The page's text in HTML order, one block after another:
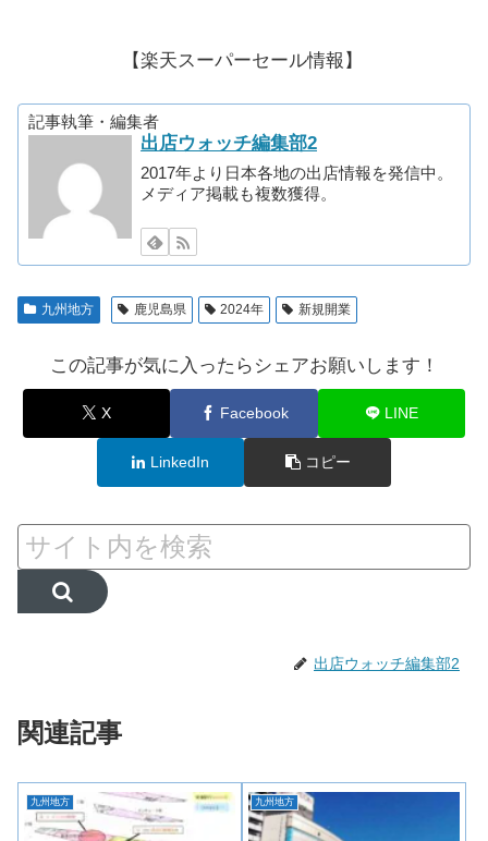
【楽天スーパーセール情報】
記事執筆・編集者
出店ウォッチ編集部2
2017年より日本各地の出店情報を発信中。
メディア掲載も複数獲得。
九州地方 鹿児島県 2024年 新規開業
この記事が気に入ったらシェアお願いします！
X Facebook LINE
LinkedIn コピー
出店ウォッチ編集部2
関連記事
九州地方 九州地方